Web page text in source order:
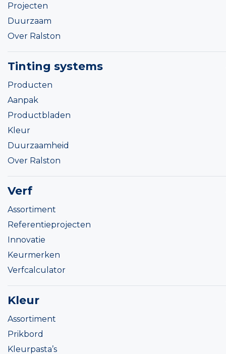
Projecten
Duurzaam
Over Ralston
Tinting systems
Producten
Aanpak
Productbladen
Kleur
Duurzaamheid
Over Ralston
Verf
Assortiment
Referentieprojecten
Innovatie
Keurmerken
Verfcalculator
Kleur
Assortiment
Prikbord
Kleurpasta’s